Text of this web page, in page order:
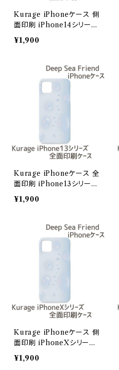
Kurage iPhoneケース 側
面印刷 iPhone14シリーズ
【Deep Sea Friends】/iPh
one14
¥1,900
Kurage iPhoneケース 全
面印刷 iPhone13シリーズ
【Deep Sea Friends】/iPh
one13
¥1,900
Kurage iPhoneケース 側
面印刷 iPhoneXシリーズ
【Deep Sea Friends】/iPh
oneX
¥1,900